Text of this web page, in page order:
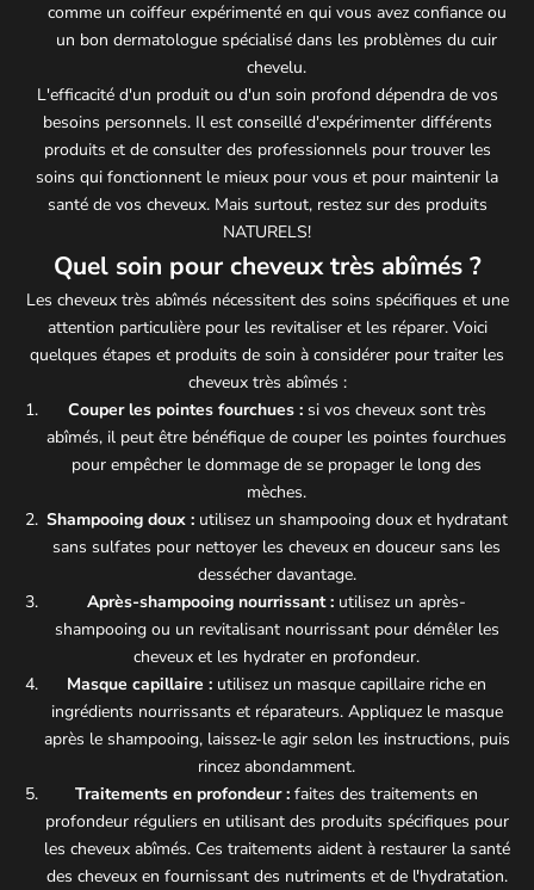
comme un coiffeur expérimenté en qui vous avez confiance ou
un bon dermatologue spécialisé dans les problèmes du cuir
chevelu.
L'efficacité d'un produit ou d'un soin profond dépendra de vos
besoins personnels. Il est conseillé d'expérimenter différents
produits et de consulter des professionnels pour trouver les
soins qui fonctionnent le mieux pour vous et pour maintenir la
santé de vos cheveux. Mais surtout, restez sur des produits
NATURELS!
Quel soin pour cheveux très abîmés ?
Les cheveux très abîmés nécessitent des soins spécifiques et une
attention particulière pour les revitaliser et les réparer. Voici
quelques étapes et produits de soin à considérer pour traiter les
cheveux très abîmés :
Couper les pointes fourchues :si vos cheveux sont très
abîmés, il peut être bénéfique de couper les pointes fourchues
pour empêcher le dommage de se propager le long des
mèches.
Shampooing doux :utilisez un shampooing doux et hydratant
sans sulfates pour nettoyer les cheveux en douceur sans les
dessécher davantage.
Après-shampooing nourrissant : utilisez un après-
shampooing ou un revitalisant nourrissant pour démêler les
cheveux et les hydrater en profondeur.
Masque capillaire : utilisez un masque capillaire riche en
ingrédients nourrissants et réparateurs. Appliquez le masque
après le shampooing, laissez-le agir selon les instructions, puis
rincez abondamment.
Traitements en profondeur : faites des traitements en
profondeur réguliers en utilisant des produits spécifiques pour
les cheveux abîmés. Ces traitements aident à restaurer la santé
des cheveux en fournissant des nutriments et de l'hydratation.